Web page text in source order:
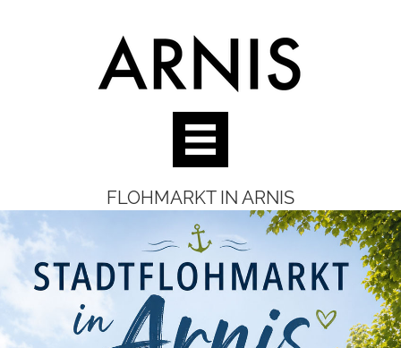
FLOHMARKT IN ARNIS